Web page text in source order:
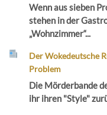
Wenn aus sieben
stehen in der
„Wohnzimmer“...
Der Wokedeutsche
Problem
Die Mörderbande
ihr ihren "Style"